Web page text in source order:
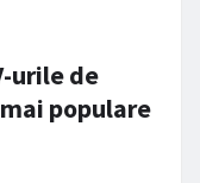
urile de
populare